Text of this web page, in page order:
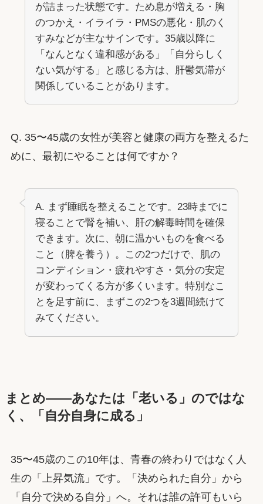
が詰まった状態です。ため息が増える・胸
のつかえ・イライラ・PMSの悪化・肌のく
すみなどが主なサインです。35歳以降に
「なんとなく違和感がある」「自分らしく
ない気がする」と感じる方は、肝鬱気滞が
関係していることがあります。
Q. 35〜45歳の女性が美容と健康の両方を整えるた
めに、最初にやることは何ですか？
A. まず睡眠を整えることです。23時までに
寝ることで腎を補い、肝の解毒時間を確保
できます。次に、朝に温かいものを食べる
こと（脾を養う）。この2つだけで、肌の
コンディション・疲れやすさ・気分の安定
が変わってくる方が多くいます。特別なこ
とを足す前に、まずこの2つを3週間続けて
みてください。
まとめ——あなたは「老いる」のではな
く、「自分自身に成る」
35〜45歳のこの10年は、青春の終わりではなく人
生の「上昇気流」です。「決められた自分」から
「自分で決める自分」へ。それは誰の許可もいら